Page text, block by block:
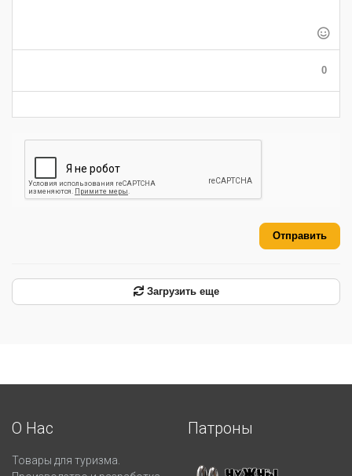
0
Отправить
Загрузить еще
О Нас
Товары для туризма.
Патроны